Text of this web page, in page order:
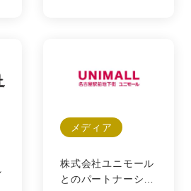
メディア
株式会社ユニモール
とのパートナーシッ